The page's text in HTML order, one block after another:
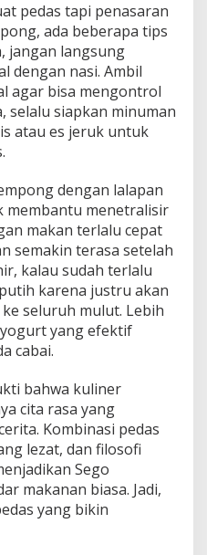
pedas tapi penasaran
ada beberapa tips
jangan langsung
dengan nasi. Ambil
agar bisa mengontrol
selalu siapkan minuman
atau es jeruk untuk
dengan lalapan
membantu menetralisir
makan terlalu cepat
semakin terasa setelah
kalau sudah terlalu
karena justru akan
seluruh mulut. Lebih
yang efektif
cabai.
bahwa kuliner
cita rasa yang
Kombinasi pedas
lezat, dan filosofi
Sego
makanan biasa. Jadi,
yang bikin